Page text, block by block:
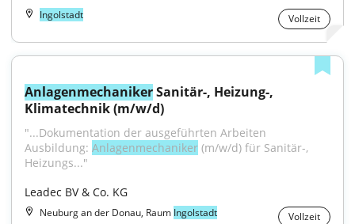
Ingolstadt Vollzeit
Anlagenmechaniker Sanitär-, Heizung-,
Klimatechnik (m/w/d)
"...Dokumentation der ausgeführten Arbeiten
Ausbildung: Anlagenmechaniker (m/w/d) für Sanitär-,
Heizungs..."
Leadec BV & Co. KG
Neuburg an der Donau, Raum Ingolstadt Vollzeit